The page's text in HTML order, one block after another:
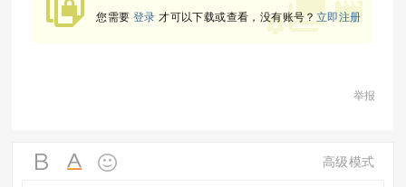
您需要登录 才可以下载或查看，没有账号？立即注册
举报
高级模式